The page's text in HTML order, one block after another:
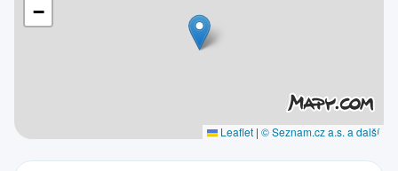
−
Leaflet | © Seznam.cz a.s. a další